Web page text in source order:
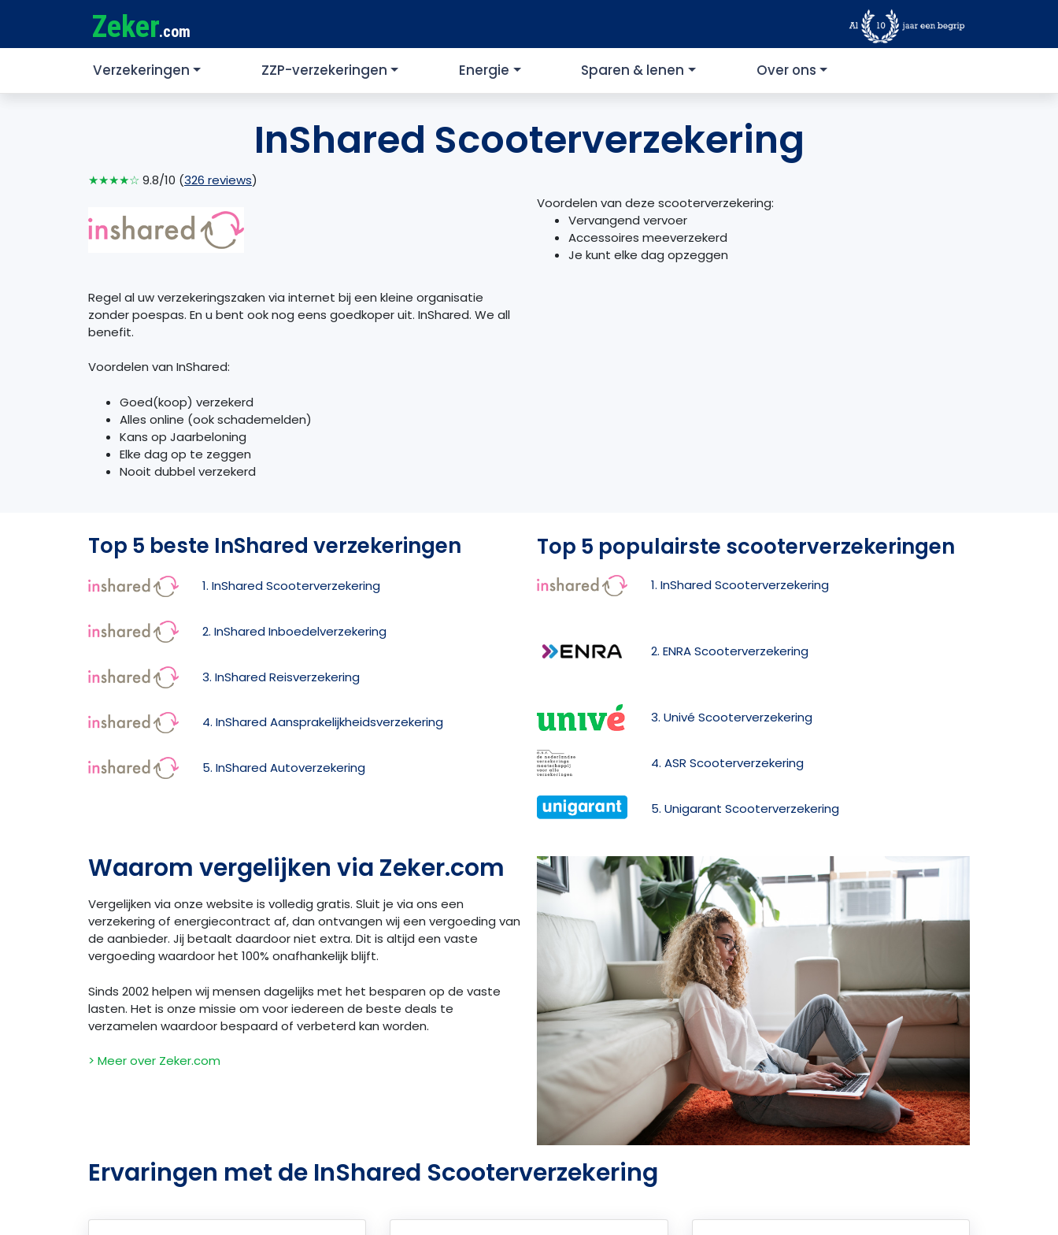
Zeker.com
Verzekeringen ZZP-verzekeringen Energie Sparen & lenen Over ons
InShared Scooterverzekering
★★★★☆ 9.8/10 (326 reviews)
Regel al uw verzekeringszaken via internet bij een kleine organisatie
zonder poespas. En u bent ook nog eens goedkoper uit. InShared. We all
benefit.
Voordelen van InShared:
Goed(koop) verzekerd
Alles online (ook schademelden)
Kans op Jaarbeloning
Elke dag op te zeggen
Nooit dubbel verzekerd
Voordelen van deze scooterverzekering:
Vervangend vervoer
Accessoires meeverzekerd
Je kunt elke dag opzeggen
Top 5 beste InShared verzekeringen
1. InShared Scooterverzekering
2. InShared Inboedelverzekering
3. InShared Reisverzekering
4. InShared Aansprakelijkheidsverzekering
5. InShared Autoverzekering
Top 5 populairste scooterverzekeringen
1. InShared Scooterverzekering
2. ENRA Scooterverzekering
3. Univé Scooterverzekering
4. ASR Scooterverzekering
5. Unigarant Scooterverzekering
Waarom vergelijken via Zeker.com
Vergelijken via onze website is volledig gratis. Sluit je via ons een
verzekering of energiecontract af, dan ontvangen wij een vergoeding van
de aanbieder. Jij betaalt daardoor niet extra. Dit is altijd een vaste
vergoeding waardoor het 100% onafhankelijk blijft.
Sinds 2002 helpen wij mensen dagelijks met het besparen op de vaste
lasten. Het is onze missie om voor iedereen de beste deals te
verzamelen waardoor bespaard of verbeterd kan worden.
> Meer over Zeker.com
Ervaringen met de InShared Scooterverzekering